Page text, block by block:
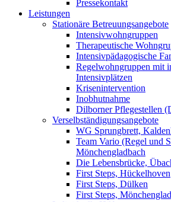
Pressekontakt
Leistungen
Stationäre Betreuungsangebote
Intensivwohngruppen
Therapeutische
Intensivpädagogische
Regelwohngruppen mit
Intensivplätzen
Krisenintervention
Inobhutnahme
Dilborner Pflegestellen
Verselbständigungsangebote
WG Sprungbrett,
Team Vario (Regel und
Mönchengladbach
Die Lebensbrücke,
First Steps, Hückelhoven
First Steps, Dülken
First Steps,